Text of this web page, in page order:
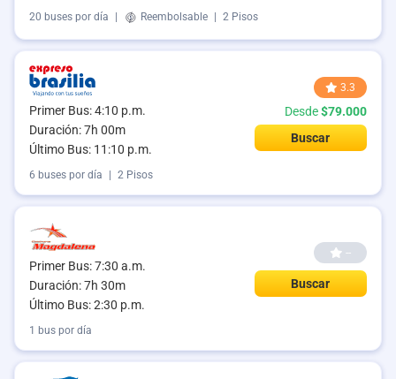
20 buses por día Reembolsable 2 Pisos
Primer Bus: 4:10 p.m.
Duración: 7h 00m
Último Bus: 11:10 p.m.
3.3
Desde$79.000
Buscar
6 buses por día 2 Pisos
Primer Bus: 7:30 a.m.
Duración: 7h 30m
Último Bus: 2:30 p.m.
--
Buscar
1 bus por día